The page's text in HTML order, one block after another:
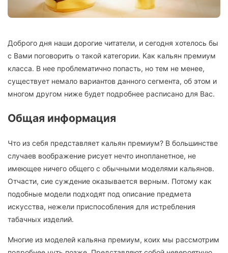
Доброго дня наши дорогие читатели, и сегодня хотелось бы
с Вами поговорить о такой категории. Как кальян премиум
класса. В нее проблематично попасть, но тем не менее,
существует немало вариантов данного сегмента, об этом и
многом другом ниже будет подробнее расписано для Вас.
Общая информация
Что из себя представляет кальян премиум? В большинстве
случаев воображение рисует нечто инопланетное, не
имеющее ничего общего с обычными моделями кальянов.
Отчасти, сие суждение оказывается верным. Потому как
подобные модели подходят под описание предмета
искусства, нежели приспособления для истребления
табачных изделий.
Многие из моделей кальяна премиум, коих мы рассмотрим